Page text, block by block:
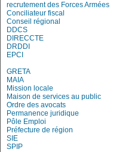
recrutement des Forces Armées
Conciliateur fiscal
Conseil régional
DDCS
DIRECCTE
DRDDI
EPCI
GRETA
MAIA
Mission locale
Maison de services au public
Ordre des avocats
Permanence juridique
Pôle Emploi
Préfecture de région
SIE
SPIP